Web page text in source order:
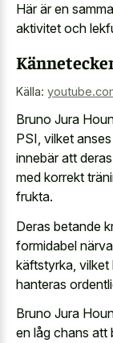
Här är en
aktivitet och
Källa:
Bruno Jura
PSI, vilket
innebär att
med korrekt
frukta.
Deras betande
formidabel
käftstyrka, vilket
hanteras
Bruno Jura
en låg chans att